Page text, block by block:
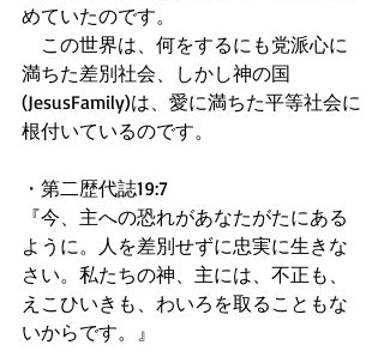
めていたのです。
この世界は、何をするにも党派心に
満ちた差別社会、しかし神の国
(JesusFamily)は、愛に満ちた平等社会に
根付いているのです。
・第二歴代誌19:7
『今、主への恐れがあなたがたにある
ように。人を差別せずに忠実に生きな
さい。私たちの神、主には、不正も、
えこひいきも、わいろを取ることもな
いからです。』